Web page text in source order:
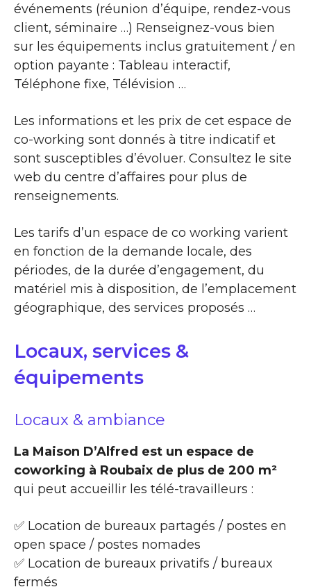
événements (réunion d’équipe, rendez-vous
client, séminaire …) Renseignez-vous bien
sur les équipements inclus gratuitement / en
option payante : Tableau interactif,
Téléphone fixe, Télévision …
Les informations et les prix de cet espace de
co-working sont donnés à titre indicatif et
sont susceptibles d’évoluer. Consultez le site
web du centre d’affaires pour plus de
renseignements.
Les tarifs d’un espace de co working varient
en fonction de la demande locale, des
périodes, de la durée d’engagement, du
matériel mis à disposition, de l’emplacement
géographique, des services proposés …
Locaux, services &
équipements
Locaux & ambiance
La Maison D’Alfred est un espace de
coworking à Roubaix de plus de 200 m²
qui peut accueillir les télé-travailleurs :
✅ Location de bureaux partagés / postes en
open space / postes nomades
✅ Location de bureaux privatifs / bureaux
fermés